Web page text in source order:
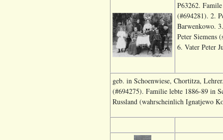
P63262.
(#694281). 2.
Barwenkowo.
Peter Siemens
6. Vater Peter
geb. in Schoenwiese, Chortitza,
(#694275). Familie lebte 1886-89 in
Russland (wahrscheinlich Ignatjewo